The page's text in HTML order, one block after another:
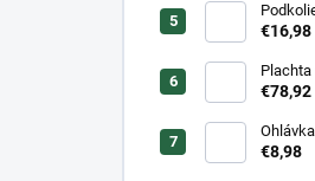
Makebe
€16,98
Plachta
modrá/
€78,92
€8,98